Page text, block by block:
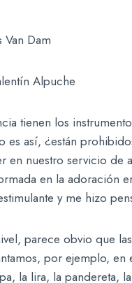
Dam
Alpuche
tienen los
es así, ¿están
en nuestro servicio de
en la adoración
y me hizo
parece obvio que
por ejemplo,
la lira, la pandereta,